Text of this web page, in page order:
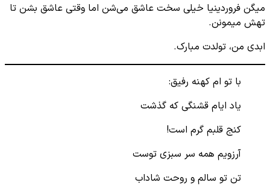
میگن فروردینیا خیلی سخت عاشق می‌شن اما وقتی عاشق بشن تا
تهش میمونن.
ابدی من، تولدت مبارک.
با تو ام کهنه رفیق:
یاد ایام قشنگی که گذشت
کنج قلبم گرم است!
آرزویم همه سر سبزی توست
تن تو سالم و روحت شاداب